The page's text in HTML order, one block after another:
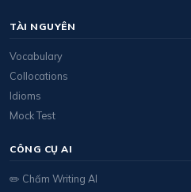
TÀI NGUYÊN
Vocabulary
Collocations
Idioms
Mock Test
CÔNG CỤ AI
✏️ Chấm Writing AI